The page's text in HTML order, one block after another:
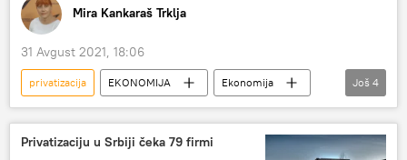
Mira Kankaraš Trklja
31 Avgust 2021, 18:06
privatizacija EKONOMIJA
Ekonomija
Srbija
zlatara
RTB Bor
Srbija – ekonomija
Još 4
Privatizaciju u Srbiji čeka 79 firmi